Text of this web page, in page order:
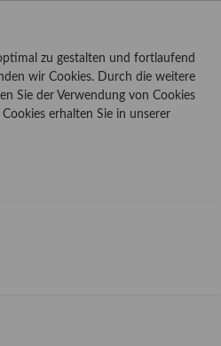
zu gestalten und fortlaufend
wir Cookies. Durch die weitere
Sie der Verwendung von Cookies
erhalten Sie in unserer